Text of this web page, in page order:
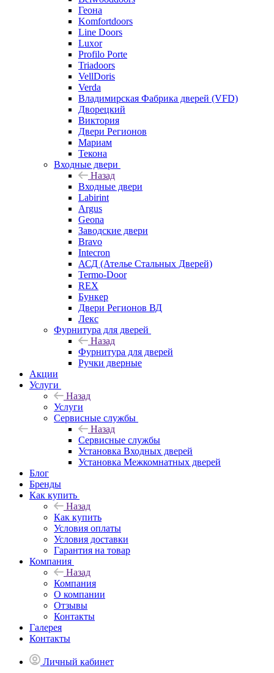
Геона
Komfortdoors
Line Doors
Luxor
Profilo Porte
Triadoors
VellDoris
Verda
Владимирская Фабрика дверей (VFD)
Дворецкий
Виктория
Двери Регионов
Мариам
Текона
Входные двери
Назад
Входные двери
Labirint
Argus
Geona
Заводские двери
Bravo
Intecron
АСД (Ателье Стальных Дверей)
Termo-Door
REX
Бункер
Двери Регионов ВД
Лекс
Фурнитура для дверей
Назад
Фурнитура для дверей
Ручки дверные
Акции
Услуги
Назад
Услуги
Сервисные службы
Назад
Сервисные службы
Установка Входных дверей
Установка Межкомнатных дверей
Блог
Бренды
Как купить
Назад
Как купить
Условия оплаты
Условия доставки
Гарантия на товар
Компания
Назад
Компания
О компании
Отзывы
Контакты
Галерея
Контакты
Личный кабинет